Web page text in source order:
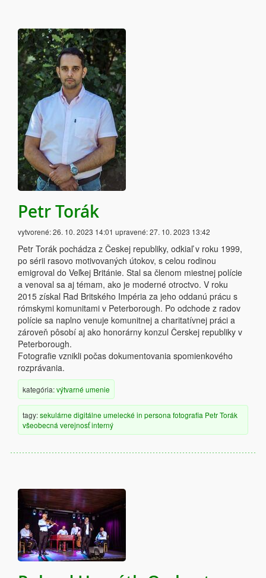
Petr Torák
vytvorené:26. 10. 2023 14:01 upravené:27. 10. 2023 13:42
Petr Torák pochádza z Českej republiky, odkiaľ v roku 1999,
po sérii rasovo motivovaných útokov, s celou rodinou
emigroval do Veľkej Británie. Stal sa členom miestnej polície
a venoval sa aj témam, ako je moderné otroctvo. V roku
2015 získal Rad Britského Impéria za jeho oddanú prácu s
rómskymi komunitami v Peterborough. Po odchode z radov
polície sa naplno venuje komunitnej a charitatívnej práci a
zároveň pôsobí aj ako honorárny konzul Čerskej republiky v
Peterborough.
Fotografie vznikli počas dokumentovania spomienkového
rozprávania.
kategória:výtvarné umenie
tagy:sekulárne digitálne umelecké in persona fotografia Petr Torák
všeobecná verejnosťinterný